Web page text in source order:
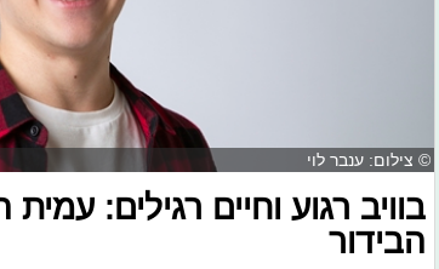
© צילום: ענבר לוי
בוויב רגוע וחיים רגילים:
הבידור